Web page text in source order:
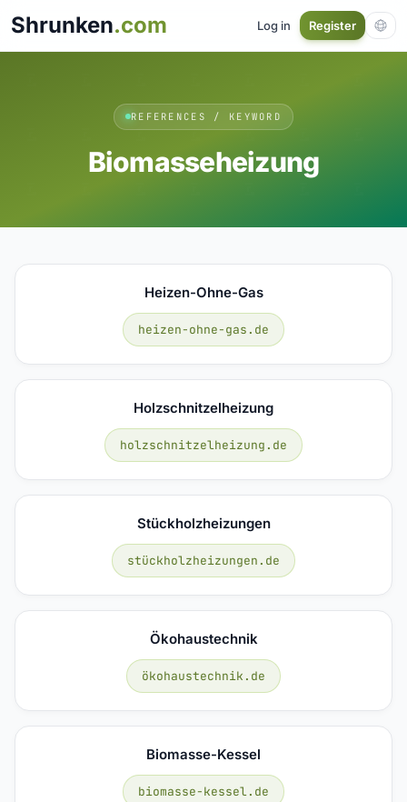
Shrunken.com Log in Register
REFERENCES / KEYWORD
Biomasseheizung
Heizen-Ohne-Gas
heizen-ohne-gas.de
Holzschnitzelheizung
holzschnitzelheizung.de
Stückholzheizungen
stückholzheizungen.de
Ökohaustechnik
ökohaustechnik.de
Biomasse-Kessel
biomasse-kessel.de